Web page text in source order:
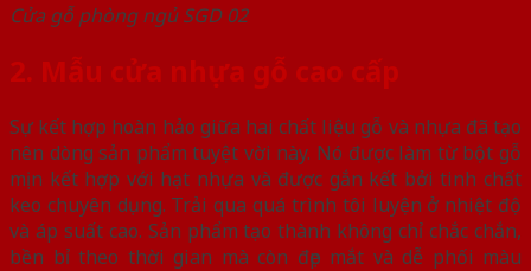
Cửa gỗ phòng ngủ SGD 02
2. Mẫu cửa nhựa gỗ cao cấp
Sự kết hợp hoàn hảo giữa hai chất liệu gỗ và nhựa đã tạo
nên dòng sản phẩm tuyệt vời này. Nó được làm từ bột gỗ
mịn kết hợp với hạt nhựa và được gắn kết bởi tinh chất
keo chuyên dụng. Trải qua quá trình tôi luyện ở nhiệt độ
và áp suất cao. Sản phẩm tạo thành không chỉ chắc chắn,
bền bỉ theo thời gian mà còn đẹp mắt và dễ phối màu